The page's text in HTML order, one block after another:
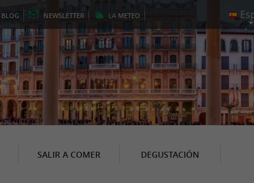
BLOG NEWSLETTER LA METEO
SALIR A COMER DEGUSTACIÓN